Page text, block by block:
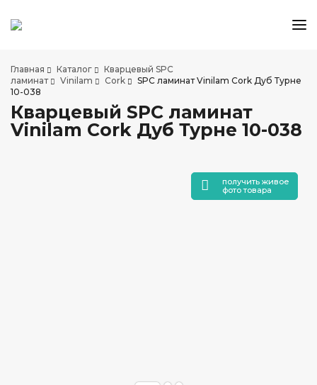
АКЦИИ И СКИДКИ
О КОМПАНИИ
НАШИ МАГАЗИНЫ
Главная Каталог
Кварцевый SPC
ламинат
Vinilam Cork
SPC ламинат Vinilam Cork Дуб Турне
10-038
Кварцевый SPC ламинат
Vinilam Cork Дуб Турне 10-038
получить живое
фото товара